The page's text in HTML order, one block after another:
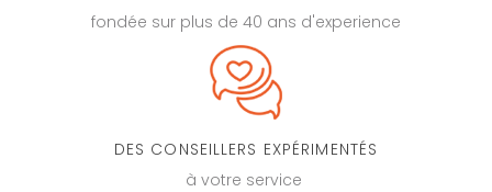
fondée sur plus de 40 ans d'experience
DES CONSEILLERS EXPÉRIMENTÉS
à votre service